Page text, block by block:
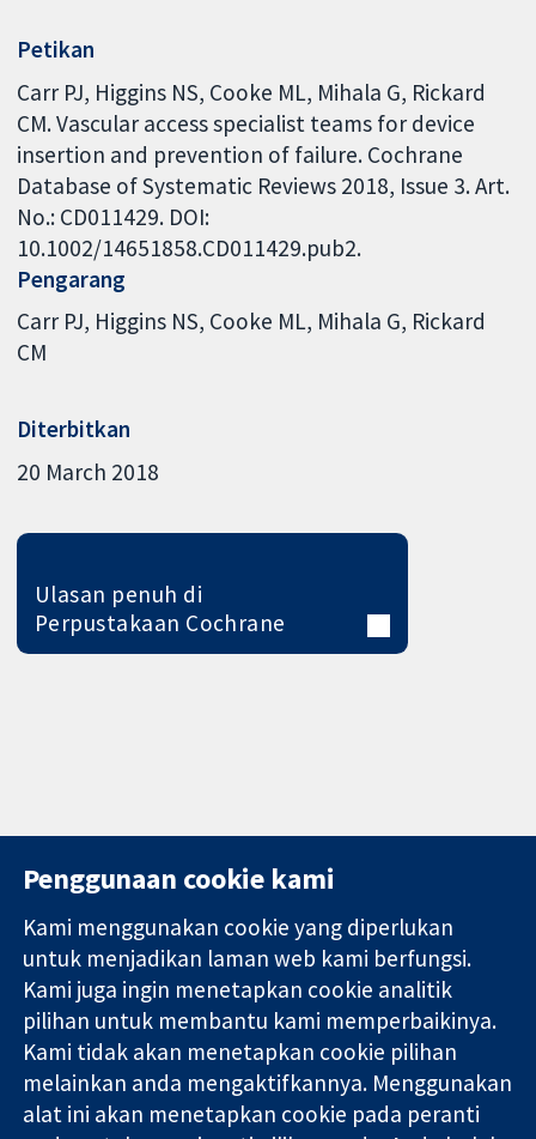
Petikan
Carr PJ, Higgins NS, Cooke ML, Mihala G, Rickard
CM. Vascular access specialist teams for device
insertion and prevention of failure. Cochrane
Database of Systematic Reviews 2018, Issue 3. Art.
No.: CD011429. DOI:
10.1002/14651858.CD011429.pub2.
Pengarang
Carr PJ Higgins NS Cooke ML Mihala G Rickard
CM
Diterbitkan
20 March 2018
Ulasan penuh di
Perpustakaan Cochrane
Bukti yang
dipercayai.
keputusan
termaklum
Kesihatan yang
lebih baik
11-13 Cavendish
Square
London
W1G 0AN
United Kingdom
Hubungi kita
Berita
Pejabat
akhbar
Perihal Kami
Pekerjaan
Cochrane
Library
Penggunaan cookie kami
Kami menggunakan cookie yang diperlukan
untuk menjadikan laman web kami berfungsi.
Kami juga ingin menetapkan cookie analitik
pilihan untuk membantu kami memperbaikinya.
Kami tidak akan menetapkan cookie pilihan
melainkan anda mengaktifkannya. Menggunakan
alat ini akan menetapkan cookie pada peranti